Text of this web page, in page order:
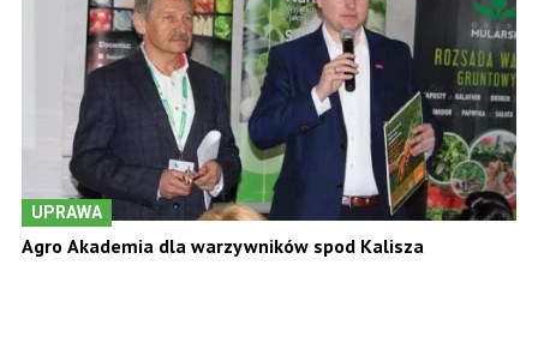
UPRAWA
Agro Akademia dla warzywników spod Kalisza